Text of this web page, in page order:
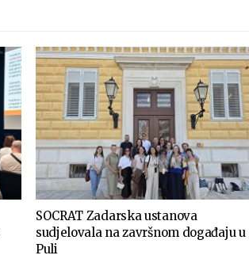
SOCRAT Zadarska ustanova
sudjelovala na završnom događaju u
Puli